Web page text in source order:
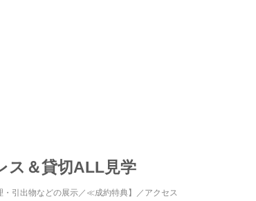
ス＆貸切ALL見学
・引出物などの展示 ≪成約特典】 アクセス